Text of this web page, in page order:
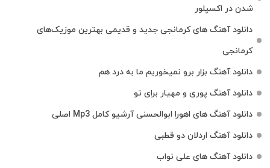
شدن در اکسپلور
دانلود آهنگ‌ های کرمانجی جدید و قدیمی بهترین موزیک‌های
کرمانجی
دانلود آهنگ بزار برو نمیخوریم ما به درد هم
دانلود آهنگ پوری و مهیار برای تو
دانلود آهنگ های اهورا ابوالحسنی آرشیو کامل Mp3 اصلی
دانلود آهنگ اردلان دو قطبی
دانلود آهنگ های علی نواب